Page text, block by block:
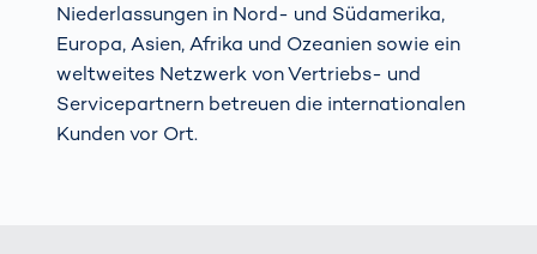
Niederlassungen in Nord- und Südamerika,
Europa, Asien, Afrika und Ozeanien sowie ein
weltweites Netzwerk von Vertriebs- und
Servicepartnern betreuen die internationalen
Kunden vor Ort.